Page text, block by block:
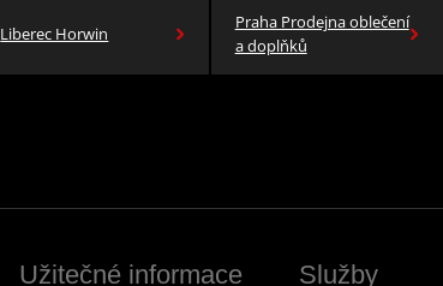
Liberec Horwin
Praha Prodejna oblečení
a doplňků
Užitečné informace Služby